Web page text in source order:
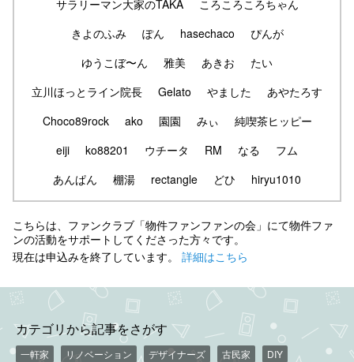
サラリーマン大家のTAKA
ころころころちゃん
きよのふみ
ぽん hasechaco
ぴんが
ゆうこぼ〜ん
雅美 あきお
たい
立川ほっとライン院長
Gelato やました
あやたろす
Choco89rock
ako 園園 みぃ
純喫茶ヒッピー
eiji
ko88201 ウチータ RM なる
フム
あんぱん
棚湯 rectangle どひ hiryu1010
こちらは、ファンクラブ「物件ファンファンの会」にて物件ファ
ンの活動をサポートしてくださった方々です。
現在は申込みを終了しています。 詳細はこちら
カテゴリから記事をさがす
一軒家 リノベーション デザイナーズ 古民家
DIY